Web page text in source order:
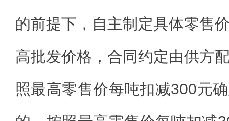
的前提下，自主制定具体零售
高批发价格，合同约定由供方
照最高零售价每吨扣减300元